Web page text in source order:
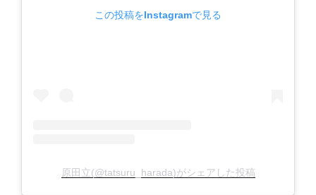
この投稿をInstagramで見る
原田立(@tatsuru_harada)がシェアした投稿